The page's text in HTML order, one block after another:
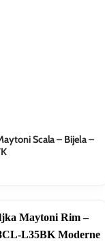
Scala – Bijela –